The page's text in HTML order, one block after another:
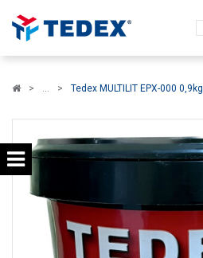
Koszyk
info:Twój koszyk jest pusty!
Tedex MULTILIT EPX-000 0,9kg